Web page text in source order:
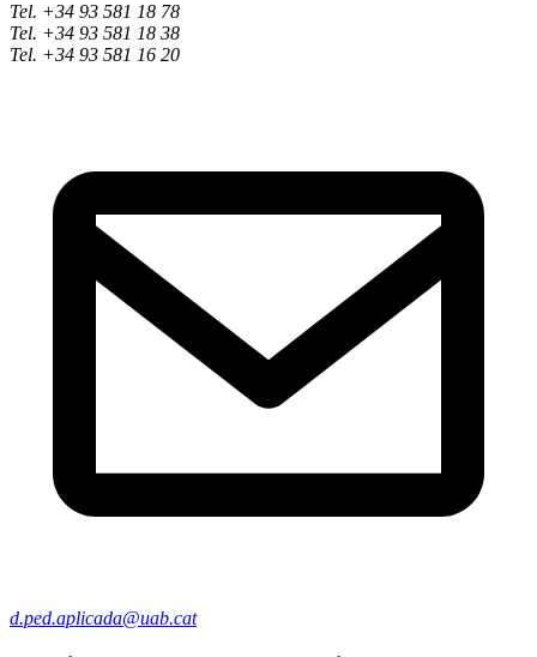
Tel. +34 93 581 18 78
Tel. +34 93 581 18 38
Tel. +34 93 581 16 20
d.ped.aplicada@uab.cat